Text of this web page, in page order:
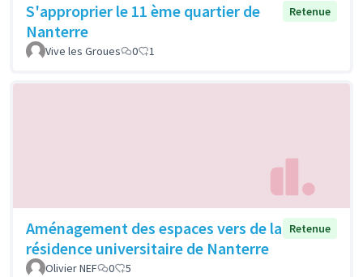
S'approprier le 11 ème quartier de
Nanterre
Retenue
Vive les Groues 0 1
Aménagement des espaces vers de la
résidence universitaire de Nanterre
Retenue
Olivier NEF 0 5